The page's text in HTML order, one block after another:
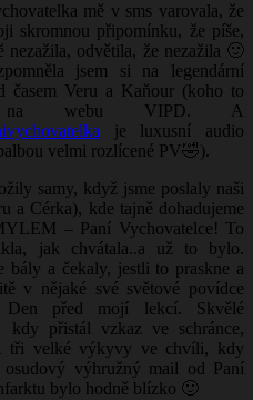
mě v sms varovala, že
skromnou připomínku, že píše,
nezažila, odvětila, že nezažila 🙂
jsem si na legendární
časem Veru a Kaňour (koho to
na webu VIPD. A
je luxusní audio
velmi rozlícené PV🤣).
samy, když jsme poslaly naši
a Cérka), kde tajně dohadujeme
– Paní Vychovatelce! To
jak chvátala..a už to bylo.
bály a čekaly, jestli to praskne a
v nějaké své světové povídce
před mojí lekcí. Skvělé
kdy přistál vzkaz ve schránce,
tři velké výkyvy ve chvíli, kdy
výhružný mail od Paní
bylo hodně blízko 🙂